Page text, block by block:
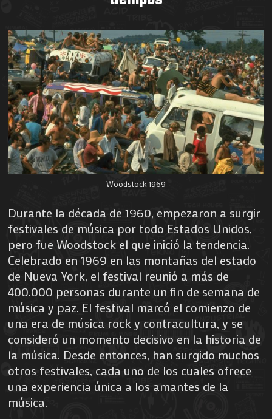
Woodstock 1969
Durante la década de 1960, empezaron a surgir
festivales de música por todo Estados Unidos,
pero fue Woodstock el que inició la tendencia.
Celebrado en 1969 en las montañas del estado
de Nueva York, el festival reunió a más de
400.000 personas durante un fin de semana de
música y paz. El festival marcó el comienzo de
una era de música rock y contracultura, y se
consideró un momento decisivo en la historia de
la música. Desde entonces, han surgido muchos
otros festivales, cada uno de los cuales ofrece
una experiencia única a los amantes de la
música.